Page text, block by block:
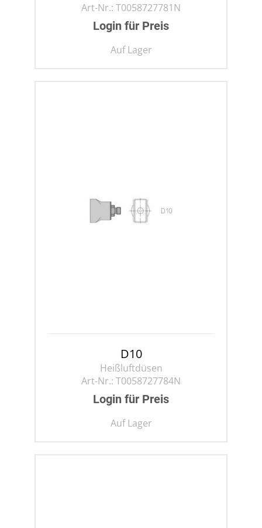
Art-Nr.: T0058727781N
Login für Preis
Auf Lager
D10
Heißluftdüsen
Art-Nr.: T0058727784N
Login für Preis
Auf Lager